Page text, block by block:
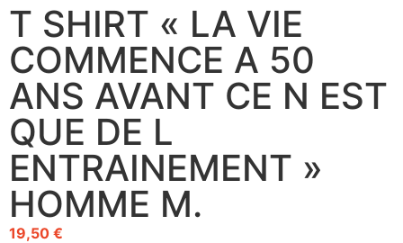
T SHIRT « LA VIE
COMMENCE A 50
ANS AVANT CE N EST
QUE DE L
ENTRAINEMENT »
HOMME M.
19,50 €